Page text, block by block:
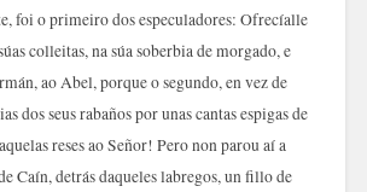
foi o primeiro dos especuladores: Ofrecíalle
colleitas, na súa soberbia de morgado, e
ao Abel, porque o segundo, en vez de
dos seus rabaños por unas cantas espigas de
reses ao Señor! Pero non parou aí a
Caín, detrás daqueles labregos, un fillo de